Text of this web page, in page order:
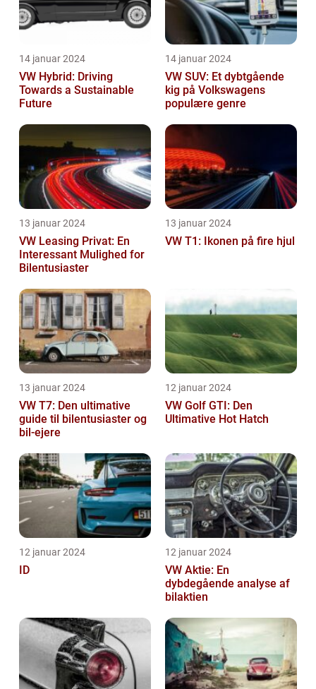
14 januar 2024
VW Hybrid: Driving
Towards a Sustainable
Future
14 januar 2024
VW SUV: Et dybtgående
kig på Volkswagens
populære genre
13 januar 2024
VW Leasing Privat: En
Interessant Mulighed for
Bilentusiaster
13 januar 2024
VW T1: Ikonen på fire hjul
13 januar 2024
VW T7: Den ultimative
guide til bilentusiaster og
bil-ejere
12 januar 2024
VW Golf GTI: Den
Ultimative Hot Hatch
12 januar 2024
ID
12 januar 2024
VW Aktie: En
dybdegående analyse af
bilaktien